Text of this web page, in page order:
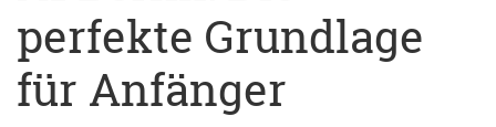
perfekte Grundlage
für Anfänger